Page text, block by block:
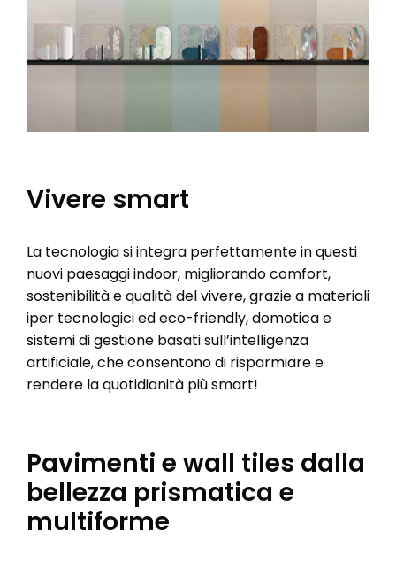
Vivere smart
La tecnologia si integra perfettamente in questi
nuovi paesaggi indoor, migliorando comfort,
sostenibilità e qualità del vivere, grazie a materiali
iper tecnologici ed eco-friendly, domotica e
sistemi di gestione basati sull’intelligenza
artificiale, che consentono di risparmiare e
rendere la quotidianità più smart!
Pavimenti e wall tiles dalla
bellezza prismatica e
multiforme